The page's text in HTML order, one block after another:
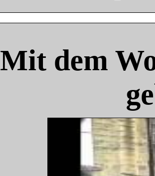
Mit dem